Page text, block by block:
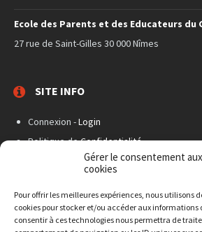
Gérer le consentement aux
cookies
Pour offrir les meilleures expériences, nous utilisons
cookies pour stocker et/ou accéder aux informations
consentir à ces technologies nous permettra de
Ecole des Parents et des Educateurs du
27 rue de Saint-Gilles 30 000 Nîmes
SITE INFO
Connexion -Login
Politique deConfidentialité
Cookies
© 2019 masdemingue.org